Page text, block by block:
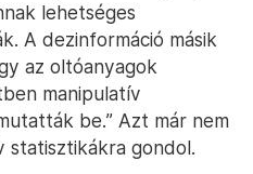
lehetséges
A dezinformáció másik
az oltóanyagok
manipulatív
be.” Azt már nem
statisztikákra gondol.